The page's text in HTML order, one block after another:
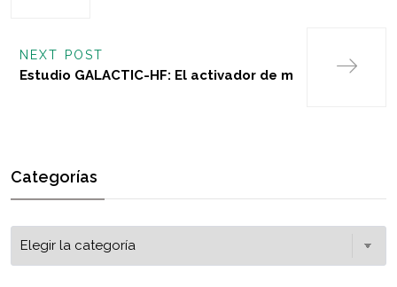
NEXT POST
Estudio GALACTIC-HF: El activador de m
Categorías